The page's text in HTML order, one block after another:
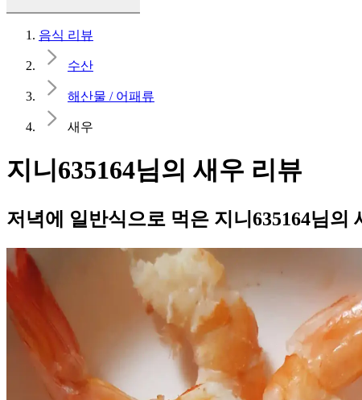
음식 리뷰
수산
해산물 / 어패류
새우
지니635164님의 새우 리뷰
저녁에 일반식으로 먹은 지니635164님의